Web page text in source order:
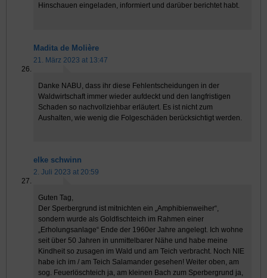
Hinschauen eingeladen, informiert und darüber berichtet habt.
Madita de Molière
21. März 2023 at 13:47
Danke NABU, dass ihr diese Fehlentscheidungen in der
Waldwirtschaft immer wieder aufdeckt und den langfristigen
Schaden so nachvollziehbar erläutert. Es ist nicht zum
Aushalten, wie wenig die Folgeschäden berücksichtigt werden.
elke schwinn
2. Juli 2023 at 20:59
Guten Tag,
Der Sperbergrund ist mitnichten ein „Amphibienweiher“,
sondern wurde als Goldfischteich im Rahmen einer
„Erholungsanlage“ Ende der 1960er Jahre angelegt. Ich wohne
seit über 50 Jahren in unmittelbarer Nähe und habe meine
Kindheit so zusagen im Wald und am Teich verbracht. Noch NIE
habe ich im / am Teich Salamander gesehen! Weiter oben, am
sog. Feuerlöschteich ja, am kleinen Bach zum Sperbergrund ja,